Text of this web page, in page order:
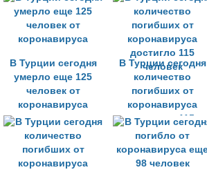
200 человек
В Турции сегодня
умерло еще 125
человек от
коронавируса
В Турции сегодня
количество
погибших от
коронавируса
достигло 115
человек